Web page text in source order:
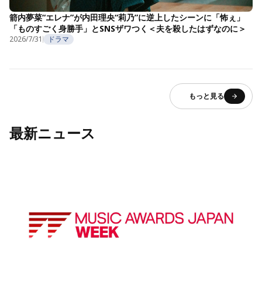
箭内夢菜“エレナ”が内田理央“莉乃”に逆上したシーンに「怖ぇ」
「ものすごく身勝手」とSNSザワつく＜夫を殺したはずなのに＞
2026/7/31 ドラマ
もっと見る
最新ニュース